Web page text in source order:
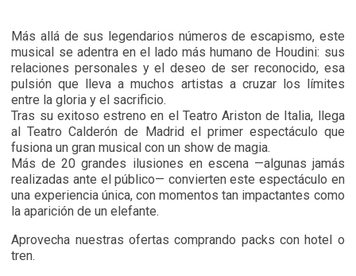
Más allá de sus legendarios números de escapismo, este
musical se adentra en el lado más humano de Houdini: sus
relaciones personales y el deseo de ser reconocido, esa
pulsión que lleva a muchos artistas a cruzar los límites
entre la gloria y el sacrificio.
Tras su exitoso estreno en el Teatro Ariston de Italia, llega
al Teatro Calderón de Madrid el primer espectáculo que
fusiona un gran musical con un show de magia.
Más de 20 grandes ilusiones en escena —algunas jamás
realizadas ante el público— convierten este espectáculo en
una experiencia única, con momentos tan impactantes como
la aparición de un elefante.
Aprovecha nuestras ofertas comprando packs con hotel o
tren.